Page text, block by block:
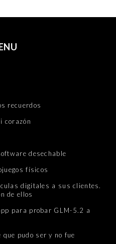
recuerdos
corazón
desechable
físicos
digitales a sus clientes.
de ellos
para probar GLM-5.2 a
pudo ser y no fue